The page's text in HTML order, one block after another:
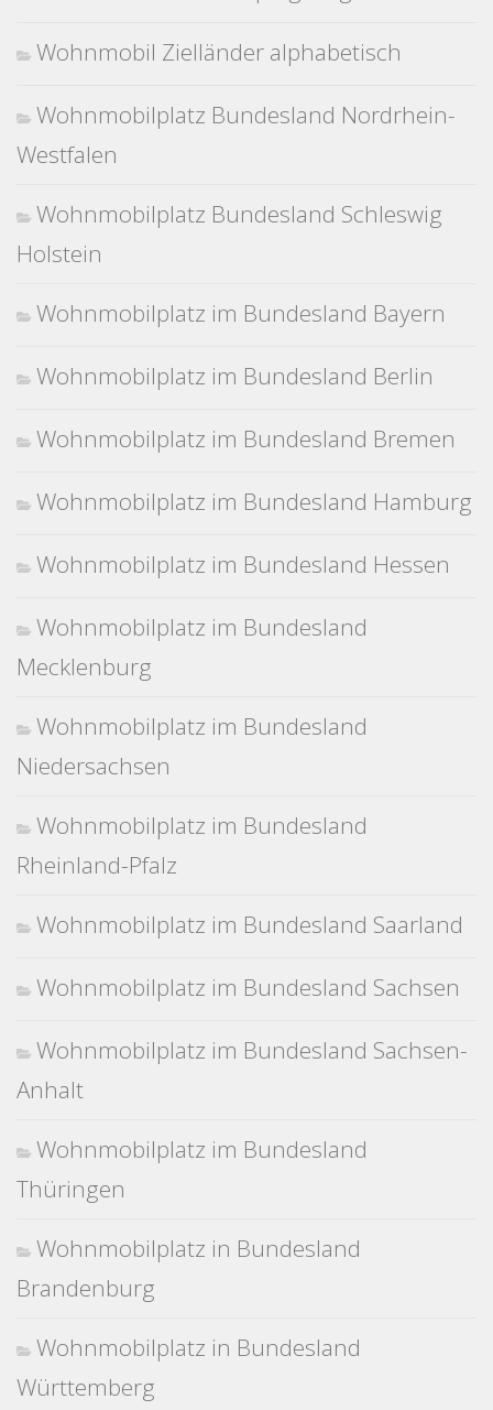
Wohnmobil Zielländer alphabetisch
Wohnmobilplatz Bundesland Nordrhein-
Westfalen
Wohnmobilplatz Bundesland Schleswig
Holstein
Wohnmobilplatz im Bundesland Bayern
Wohnmobilplatz im Bundesland Berlin
Wohnmobilplatz im Bundesland Bremen
Wohnmobilplatz im Bundesland Hamburg
Wohnmobilplatz im Bundesland Hessen
Wohnmobilplatz im Bundesland
Mecklenburg
Wohnmobilplatz im Bundesland
Niedersachsen
Wohnmobilplatz im Bundesland
Rheinland-Pfalz
Wohnmobilplatz im Bundesland Saarland
Wohnmobilplatz im Bundesland Sachsen
Wohnmobilplatz im Bundesland Sachsen-
Anhalt
Wohnmobilplatz im Bundesland
Thüringen
Wohnmobilplatz in Bundesland
Brandenburg
Wohnmobilplatz in Bundesland
Württemberg